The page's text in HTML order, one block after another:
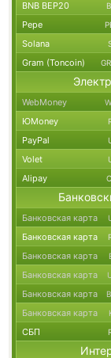
BNB BEP20
Pepe
Solana
Gram (Toncoin)
WebMoney
ЮMoney
PayPal
Volet
Alipay
Банковская карта
Банковская карта
Банковская карта
Банковская карта
Банковская карта
Банковская карта
СБП